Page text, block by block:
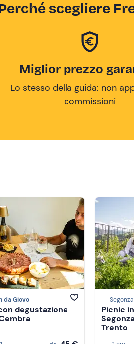
scegliere
Miglior prezzo
Lo stesso della guida: non
commissioni
da Giovo
degustazione
Picnic
Trento